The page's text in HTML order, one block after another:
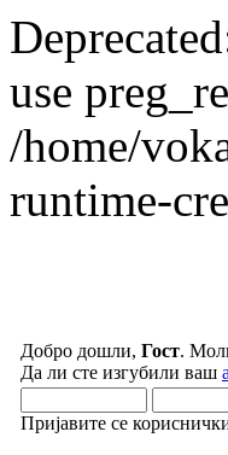
use
/home/
runtime-
Добро дошли, Гост.
Да ли сте изгубили ваш
Пријавите се